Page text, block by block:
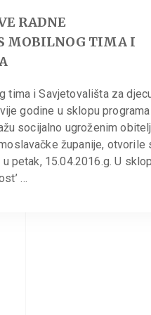
RADNE
MOBILNOG TIMA I
tima i Savjetovališta za
godine u sklopu programa
socijalno ugroženim
županije, otvorile
petak, 15.04.2016.g. U
…